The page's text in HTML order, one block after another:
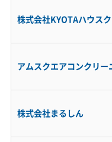
この油膜が強力な
リやカビの胞子を
タベタした粘り
さらに、東部の
汚れに水分を与
ルしたカビの膜を
株式会社KYOTAハウス
アムスクエアコンクリー
株式会社まるしん